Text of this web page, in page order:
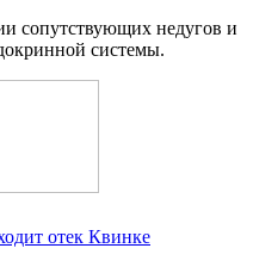
сопутствующих недугов и
системы.
отек Квинке